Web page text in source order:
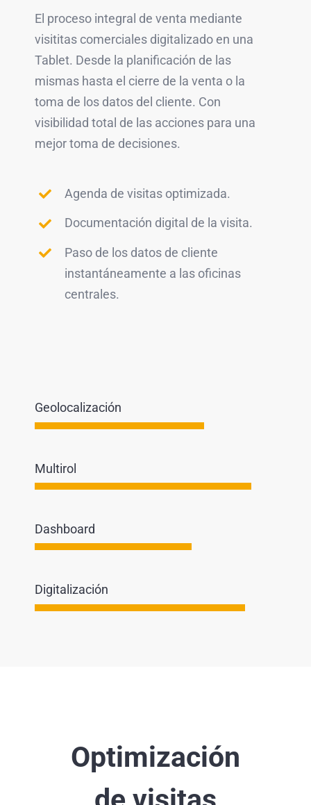
El proceso integral de venta mediante
visititas comerciales digitalizado en una
Tablet. Desde la planificación de las
mismas hasta el cierre de la venta o la
toma de los datos del cliente. Con
visibilidad total de las acciones para una
mejor toma de decisiones.
Agenda de visitas optimizada.
Documentación digital de la visita.
Paso de los datos de cliente
instantáneamente a las oficinas
centrales.
Geolocalización
Multirol
Dashboard
Digitalización
Optimización